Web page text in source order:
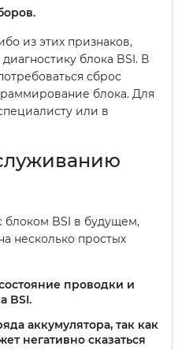
из этих признаков,
блока BSI. В
сброс
блока. Для
или в
блоком BSI в будущем,
несколько простых
проводки и
BSI.
аккумулятора, так как
негативно сказаться